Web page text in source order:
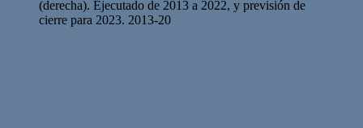
(derecha). Ejecutado de 2013 a 2022, y previsión de
cierre para 2023. 2013-20